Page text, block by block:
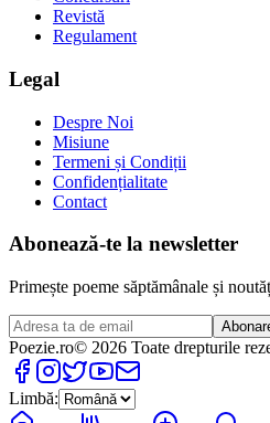
Revistă
Regulament
Legal
Despre Noi
Misiune
Termeni și Condiții
Confidențialitate
Contact
Abonează-te la newsletter
Primește poeme săptămânale și
Poezie.ro© 2026 Toate drepturile
Limbă: